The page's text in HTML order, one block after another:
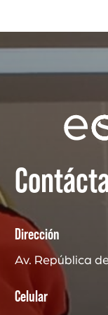
Dirección
Av. República
Celular